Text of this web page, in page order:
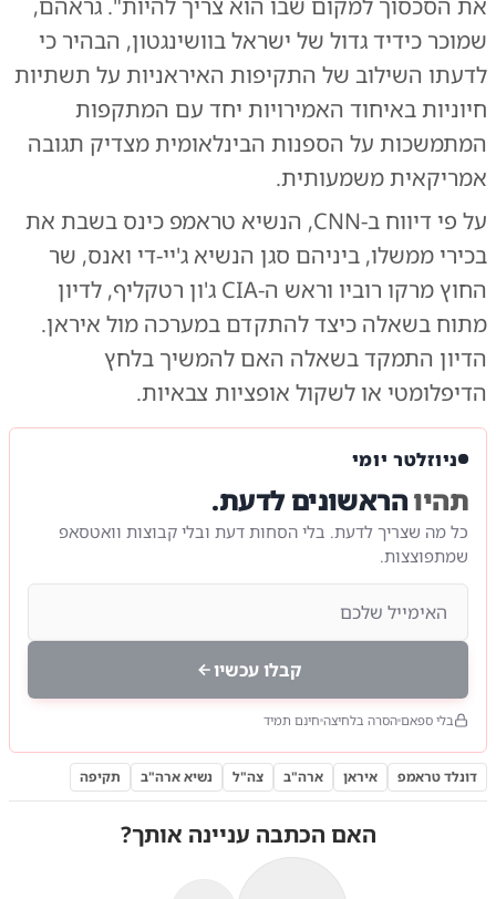
את הסכסוך למקום שבו הוא צריך להיות". גראהם,
שמוכר כידיד גדול של ישראל בוושינגטון, הבהיר כי
לדעתו השילוב של התקיפות האיראניות על תשתיות
חיוניות באיחוד האמירויות יחד עם המתקפות
המתמשכות על הספנות הבינלאומית מצדיק תגובה
אמריקאית משמעותית.
על פי דיווח ב-CNN, הנשיא טראמפ כינס בשבת את
בכירי ממשלו, ביניהם סגן הנשיא ג'יי-די ואנס, שר
החוץ מרקו רוביו וראש ה-CIA ג'ון רטקליף, לדיון
מתוח בשאלה כיצד להתקדם במערכה מול איראן.
הדיון התמקד בשאלה האם להמשיך בלחץ
הדיפלומטי או לשקול אופציות צבאיות.
ניוזלטר יומי
תהיוהראשונים לדעת.
כל מה שצריך לדעת. בלי הסחות דעת ובלי קבוצות וואטסאפ
שמתפוצצות.
קבלו עכשיו
בלי ספאם הסרה בלחיצה חינם תמיד
דונלד טראמפ איראן ארה"ב צה"ל נשיא ארה"ב תקיפה
האם הכתבה עניינה אותך?